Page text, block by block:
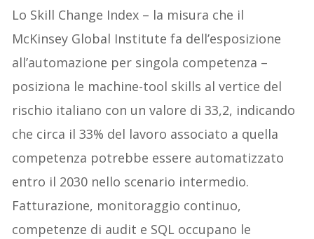
Lo Skill Change Index – la misura che il
McKinsey Global Institute fa dell’esposizione
all’automazione per singola competenza –
posiziona le machine-tool skills al vertice del
rischio italiano con un valore di 33,2, indicando
che circa il 33% del lavoro associato a quella
competenza potrebbe essere automatizzato
entro il 2030 nello scenario intermedio.
Fatturazione, monitoraggio continuo,
competenze di audit e SQL occupano le